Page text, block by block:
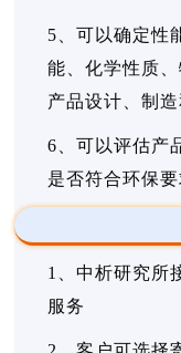
5、可以确定性
能、化学性质
产品设计、制
6、可以评估产
是否符合环保
1、中析研究所
服务